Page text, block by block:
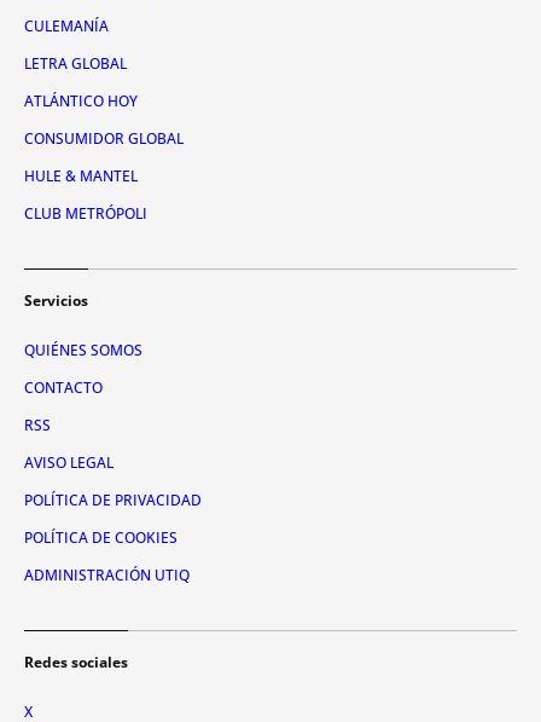
CULEMANÍA
LETRA GLOBAL
ATLÁNTICO HOY
CONSUMIDOR GLOBAL
HULE & MANTEL
CLUB METRÓPOLI
Servicios
QUIÉNES SOMOS
CONTACTO
RSS
AVISO LEGAL
POLÍTICA DE PRIVACIDAD
POLÍTICA DE COOKIES
ADMINISTRACIÓN UTIQ
Redes sociales
X